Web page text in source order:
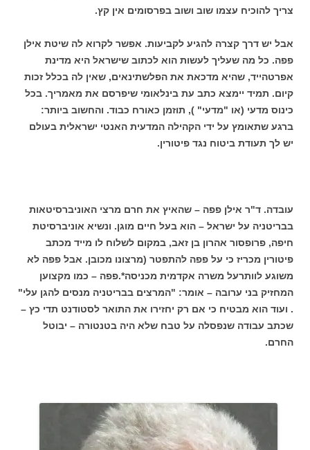
צריך להוכיח עצמו שוב ושוב בפרסומים אין קץ.
אבל יש דרך קצרה להגיע לקביעות. אפשר לקרוא לה שיטת אילן
פפה. כל מה שעליך לעשות הוא לכתוב שישראל היא מדינת
אפרטהייד, שהיא מדכאת את הפלשתינאים, שאין לה בכלל זכות
קיום. תמיד יימצא כתב עת בינלאומי שיפרסם את מאמריך. בכל
כינוס מדעי (או "מדעי" ), תוזמן כאורח כבוד. והחשוב ביותר:
ברגע שתאומץ על ידי הקהילה המדעית האנטי ישראלית בעולם
יש לך תעודת ביטוח נגד פיטורין.
עובדה. ד"ר אילן פפה – שהאיץ את חרם מרצי האוניברסיטאות
בבריטניה על ישראל – הוא בעל חיים מוגן. ונשיא אוניברסיטת
חיפה, פרופסור אהרון בן זאב, במקום לשלוח לו מייד מכתב
פיטורין מכריז כי על פפה להתפטר (מרצונו מכובן. אבל פפה לא
משוגע לוותרעל משרה אקדמית מכניסה*.פפה – כמו מקצוען
המחזיק בני ערובה – אומר: "המרצים בבריטניה מנסים להגן עלי"
. ועוד הוא מבטיח כי אם רק יחזירו את התואר לסטודנט תדי כץ –
שכתב עבודה שנפסלה על טבח שלא היה בטנטורה – יבוטל
החרם.